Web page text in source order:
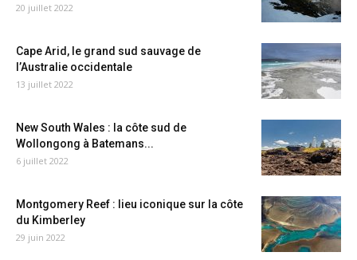
20 juillet 2022
Cape Arid, le grand sud sauvage de
l’Australie occidentale
13 juillet 2022
New South Wales : la côte sud de
Wollongong à Batemans...
6 juillet 2022
Montgomery Reef : lieu iconique sur la côte
du Kimberley
29 juin 2022